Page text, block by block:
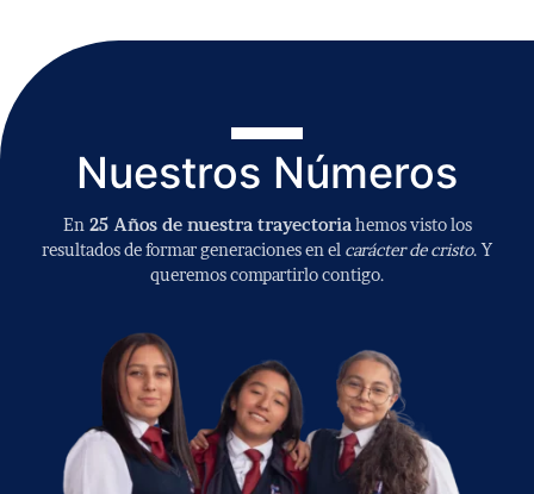
Nuestros Números
En 25 Años de nuestra trayectoria hemos visto los
resultados de formar generaciones en el carácter de cristo. Y
queremos compartirlo contigo.